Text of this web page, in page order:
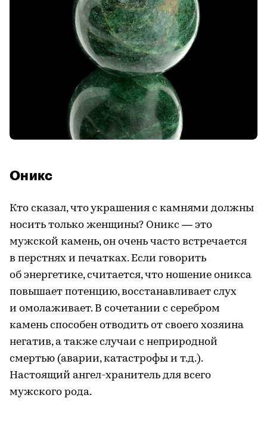
Оникс
Кто сказал, что украшения с камнями должны
носить только женщины? Оникс — это
мужской камень, он очень часто встречается
в перстнях и печатках. Если говорить
об энергетике, считается, что ношение оникса
повышает потенцию, восстанавливает слух
и омолаживает. В сочетании с серебром
камень способен отводить от своего хозяина
негатив, а также случаи с неприродной
смертью (аварии, катастрофы и т.д.).
Настоящий ангел-хранитель для всего
мужского рода.